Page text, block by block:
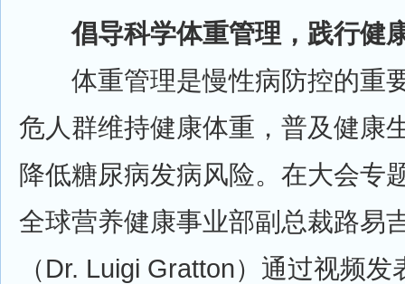
倡导科学体重管理，践行健
体重管理是慢性病防控的重
危人群维持健康体重，普及健康
降低糖尿病发病风险。在大会专
全球营养健康事业部副总裁路易
（Dr. Luigi Gratton）通过视频